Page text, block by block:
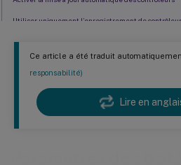
Ce article a été traduit
responsabilité)
Lire en
Utiliser uniquement l’enregistrement de contrôleur
GUID du site